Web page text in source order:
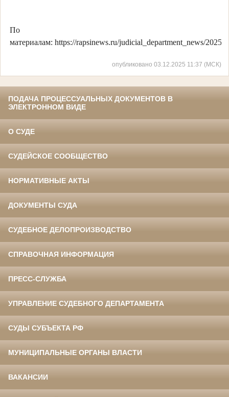
По
материалам: https://rapsinews.ru/judicial_department_news/
опубликовано 03.12.2025 11:37 (МСК)
ПОДАЧА ПРОЦЕССУАЛЬНЫХ ДОКУМЕНТОВ В
ЭЛЕКТРОННОМ ВИДЕ
О СУДЕ
СУДЕЙСКОЕ СООБЩЕСТВО
НОРМАТИВНЫЕ АКТЫ
ДОКУМЕНТЫ СУДА
СУДЕБНОЕ ДЕЛОПРОИЗВОДСТВО
СПРАВОЧНАЯ ИНФОРМАЦИЯ
ПРЕСС-СЛУЖБА
УПРАВЛЕНИЕ СУДЕБНОГО ДЕПАРТАМЕНТА
СУДЫ СУБЪЕКТА РФ
МУНИЦИПАЛЬНЫЕ ОРГАНЫ ВЛАСТИ
ВАКАНСИИ